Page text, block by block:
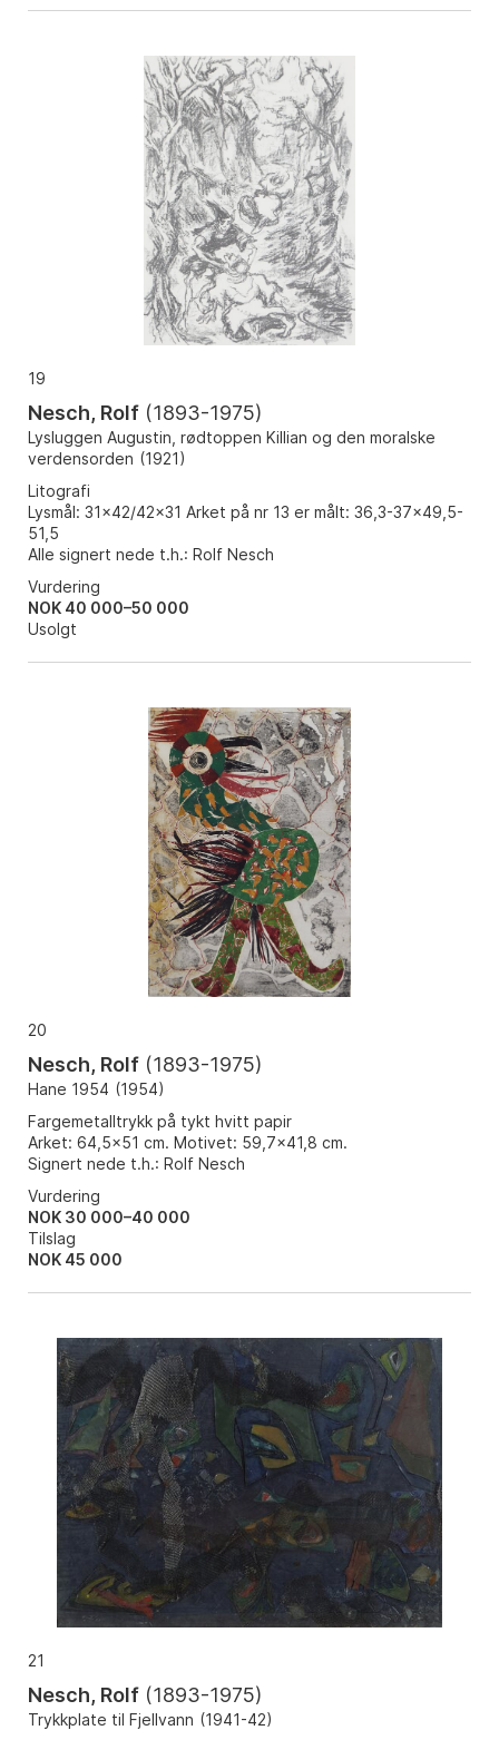
19
Nesch, Rolf (1893-1975)
Lysluggen Augustin, rødtoppen Killian og den moralske
verdensorden (1921)
Litografi
Lysmål: 31x42/42x31 Arket på nr 13 er målt: 36,3-37x49,5-
51,5
Alle signert nede t.h.: Rolf Nesch
Vurdering
NOK 40 000–50 000
Usolgt
20
Nesch, Rolf (1893-1975)
Hane 1954 (1954)
Fargemetalltrykk på tykt hvitt papir
Arket: 64,5x51 cm. Motivet: 59,7x41,8 cm.
Signert nede t.h.: Rolf Nesch
Vurdering
NOK 30 000–40 000
Tilslag
NOK 45 000
21
Nesch, Rolf (1893-1975)
Trykkplate til Fjellvann (1941-42)